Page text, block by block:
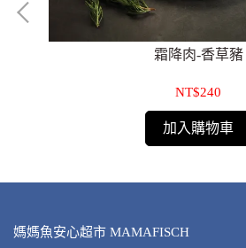
霜降肉-香草豬
NT$240
加入購物車
媽媽魚安心超市 MAMAFISCH